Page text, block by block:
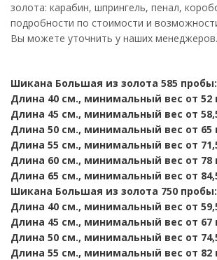
золота: карабин, шпрингель, пенал,
подробности по стоимости и
Вы можете уточнить у наших менеджеров.
Шикана Большая из золота 585 пробы:
Длина 40 см., минимальный вес от 52
Длина 45 см., минимальный вес от
Длина 50 см., минимальный вес от 65
Длина 55 см., минимальный вес от
Длина 60 см., минимальный вес от 78
Длина 65 см., минимальный вес от
Шикана Большая из золота 750 пробы:
Длина 40 см., минимальный вес от
Длина 45 см., минимальный вес от 67
Длина 50 см., минимальный вес от
Длина 55 см., минимальный вес от 82